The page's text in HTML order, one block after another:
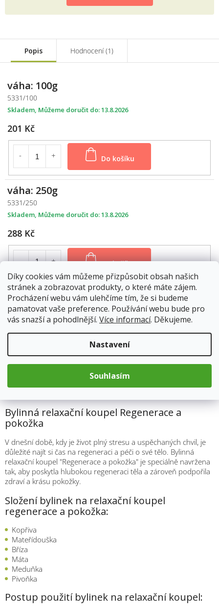
Díky cookies vám můžeme přizpůsobit obsah našich
stránek a zobrazovat produkty, o které máte zájem.
Procházení webu vám ulehčíme tím, že si budeme
pamatovat vaše preference. Používání webu bude pro
vás snazší a pohodlnější. Více informací. Děkujeme.
Nastavení
Souhlasím
Popis Hodnocení (1)
váha: 100g
5331/100
201 Kč
Do košíku
Skladem 13.8.2026
váha: 250g
5331/250
288 Kč
Do košíku
Skladem 13.8.2026
váha: 500g
5331/500
455 Kč
Do košíku
Skladem 13.8.2026
Bylinná relaxační koupel Regenerace a
pokožka
V dnešní době, kdy je život plný stresu a uspěchaných chvil, je
důležité najít si čas na regeneraci a péči o své tělo. Bylinná
relaxační koupel "Regenerace a pokožka" je speciálně navržena
tak, aby poskytla hlubokou regeneraci těla a zároveň podpořila
zdraví a krásu pokožky.
Složení bylinek na relaxační koupel
regenerace a pokožka:
Kopřiva
Mateřídouška
Bříza
Máta
Meduňka
Pivoňka
Postup použití bylinek na relaxační koupel: